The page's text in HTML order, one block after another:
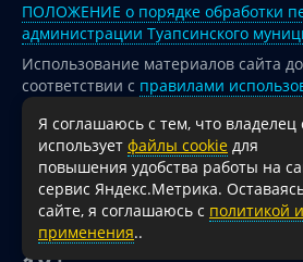
ПОЛОЖЕНИЕ о порядке обработки
администрации Туапсинского
Использование материалов сайта
соответствии с правилами
опубликованных на сайте
При перепечатке и использовании
на источник обязательна.
Для сайтов и страниц сети
активная гиперссылка на
администрации Туапсинского
Я соглашаюсь с тем, что владелец
использует файлы cookie для
повышения удобства работы на
сервис Яндекс.Метрика.
сайте, я соглашаюсь с политикой
применения..